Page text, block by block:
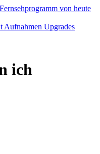
Aufnahmen Upgrades
ich